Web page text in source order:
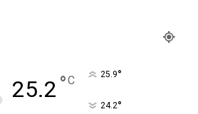
25.2 °C 25.9°
24.2°